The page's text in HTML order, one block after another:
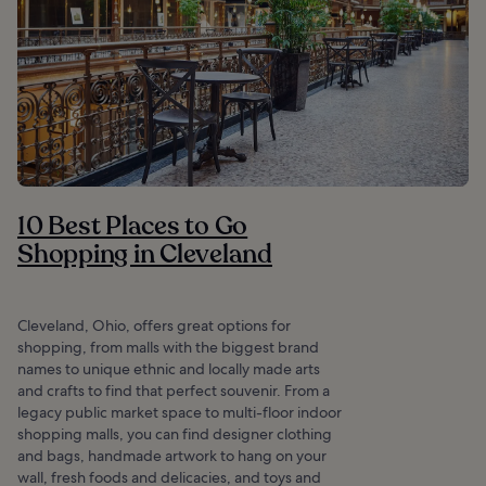
10 Best Places to Go
Shopping in Cleveland
Cleveland, Ohio, offers great options for
shopping, from malls with the biggest brand
names to unique ethnic and locally made arts
and crafts to find that perfect souvenir. From a
legacy public market space to multi-floor indoor
shopping malls, you can find designer clothing
and bags, handmade artwork to hang on your
wall, fresh foods and delicacies, and toys and